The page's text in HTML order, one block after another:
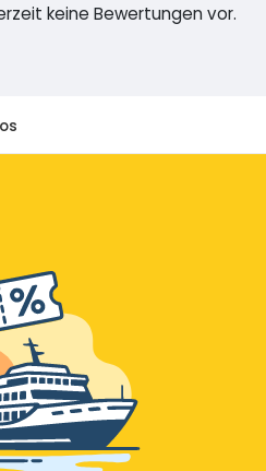
keine Bewertungen vor.